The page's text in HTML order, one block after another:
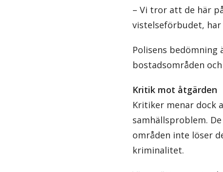
– Vi tror att de här
vistelseförbudet, har
Polisens
bostadsområden
Kritik mot åtgärden
Kritiker menar dock
samhällsproblem.
områden inte löser
kriminalitet.